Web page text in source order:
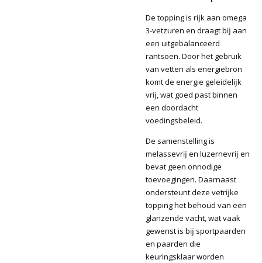
De topping is rĳk aan omega
3-vetzuren en draagt bĳ aan
een uitgebalanceerd
rantsoen. Door het gebruik
van vetten als energiebron
komt de energie geleidelĳk
vrĳ, wat goed past binnen
een doordacht
voedingsbeleid.
De samenstelling is
melassevrĳ en luzernevrĳ en
bevat geen onnodige
toevoegingen. Daarnaast
ondersteunt deze vetrĳke
topping het behoud van een
glanzende vacht, wat vaak
gewenst is bĳ sportpaarden
en paarden die
keuringsklaar worden